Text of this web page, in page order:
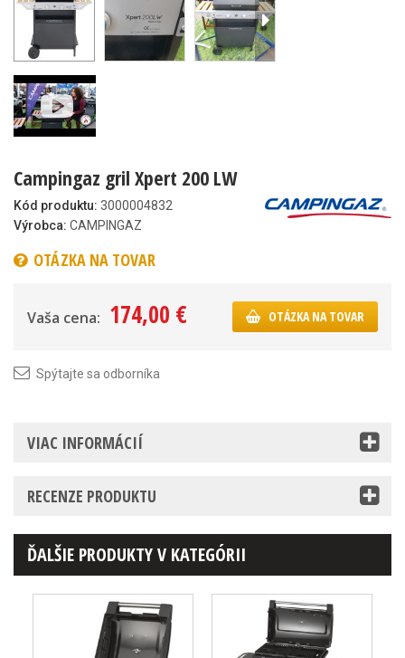
Campingaz gril Xpert 200 LW
Kód produktu: 3000004832
Výrobca: CAMPINGAZ
OTÁZKA NA TOVAR
Vaša cena: 174,00 € OTÁZKA NA TOVAR
Spýtajte sa odborníka
VIAC INFORMÁCIÍ
RECENZE PRODUKTU
ĎALŠIE PRODUKTY V KATEGÓRII